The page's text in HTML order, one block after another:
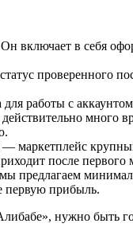
включает в себя
проверенного
для работы с
много
— маркетплейс
после первого
предлагаем
первую прибыль.
нужно быть